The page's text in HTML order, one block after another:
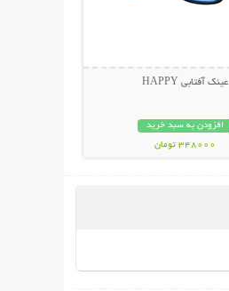
عینک آفتابی HAPPY
افزودن به سبد خرید
348000 تومان